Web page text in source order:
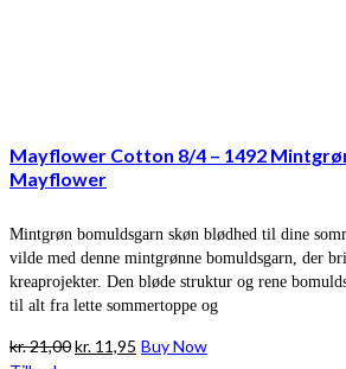
Mayflower Cotton 8/4 – 1492
Mayflower
Mintgrøn bomuldsgarn skøn blødhed til dine
vilde med denne mintgrønne bomuldsgarn, der
kreaprojekter. Den bløde struktur og rene
til alt fra lette sommertoppe og
kr.21,00Den
kr. 11,95 Den
Buy Now